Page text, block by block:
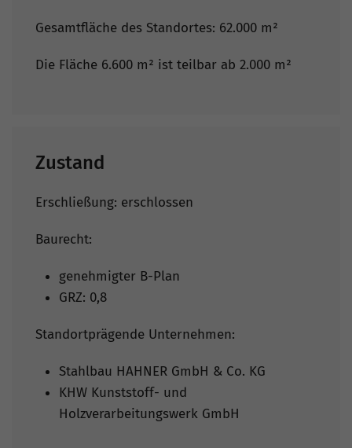
Gesamtfläche des Standortes: 62.000 m²
Die Fläche 6.600 m² ist teilbar ab 2.000 m²
Zustand
Erschließung: erschlossen
Baurecht:
genehmigter B-Plan
GRZ: 0,8
Standortprägende Unternehmen:
Stahlbau HAHNER GmbH & Co. KG
KHW Kunststoff- und
Holzverarbeitungswerk GmbH